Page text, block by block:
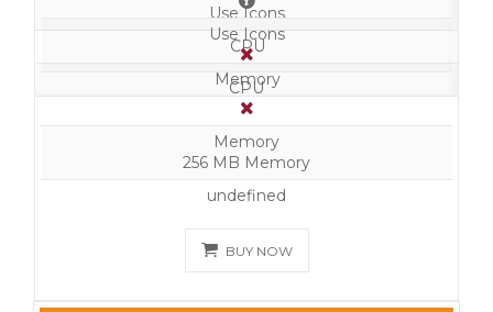
Use Icons
CPU
Memory
Use Icons
CPU
Memory
256 MB Memory
undefined
BUY NOW